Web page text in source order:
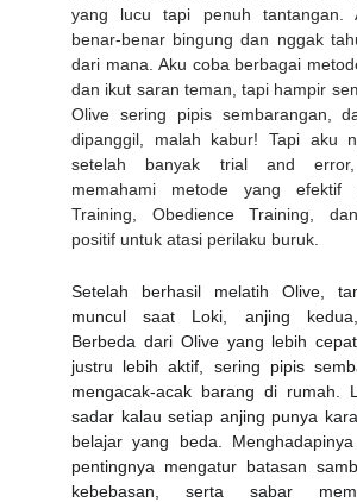
yang lucu tapi penuh tantangan.
benar-benar bingung dan nggak
dari mana. Aku coba berbagai
dan ikut saran teman, tapi hampir
Olive sering pipis sembarangan,
dipanggil, malah kabur! Tapi aku
setelah banyak trial and
memahami metode yang efektif
Training, Obedience Training,
positif untuk atasi perilaku buruk.
Setelah berhasil melatih Olive,
muncul saat Loki, anjing kedua,
Berbeda dari Olive yang lebih
justru lebih aktif, sering pipis
mengacak-acak barang di rumah.
sadar kalau setiap anjing punya
belajar yang beda.
pentingnya mengatur batasan
kebebasan, serta sabar